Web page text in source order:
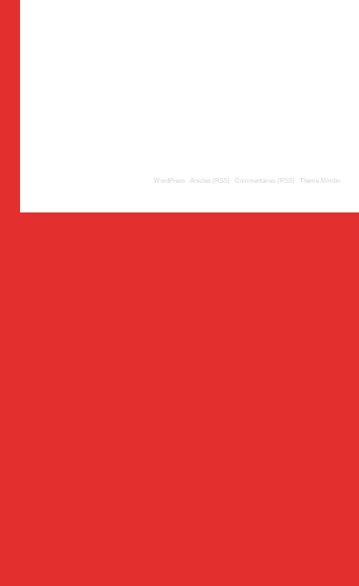
WordPress Articles (RSS) Commentaires (RSS) Thème Mimbo